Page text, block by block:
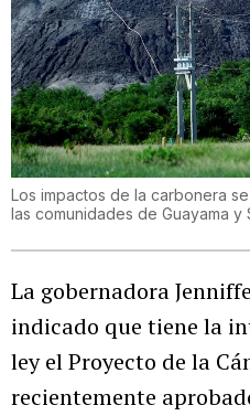
Los impactos de la carbonera
las comunidades de Guayama y
La gobernadora
indicado que tiene la
ley el Proyecto de la
recientemente